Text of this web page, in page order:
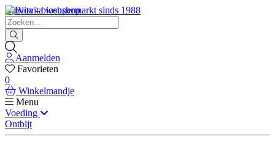
Biovita - biosupermarkt sinds 1988
Aanmelden
Favorieten
0
Winkelmandje
Menu
Voeding
Ontbijt